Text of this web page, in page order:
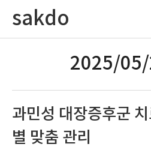
sakdo
2025/
과민성 대장증후군
별 맞춤 관리